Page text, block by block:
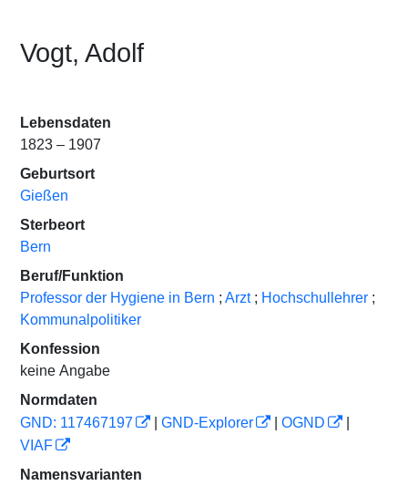
Vogt, Adolf
Lebensdaten
1823 – 1907
Geburtsort
Gießen
Sterbeort
Bern
Beruf/Funktion
Professor der Hygiene in Bern ; Arzt ; Hochschullehrer ;
Kommunalpolitiker
Konfession
keine Angabe
Normdaten
GND: 117467197
GND-Explorer OGND
VIAF
Namensvarianten